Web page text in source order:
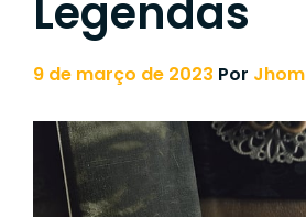
Legendas
9 de março de 2023 Por Jhom